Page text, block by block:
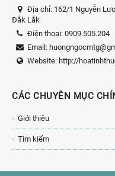
Địa chỉ: 162/1 Nguyễn
Đắk Lắk
Điện thoại: 0909.505.204
Email:
Website: http://
CÁC CHUYÊN MỤC
Giới thiệu
Tìm kiếm